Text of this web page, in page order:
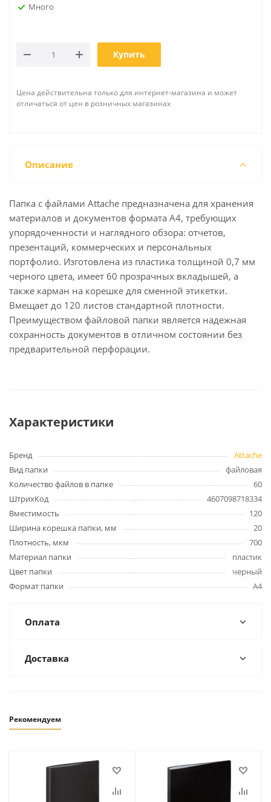
Много
Купить
Цена действительна только для интернет-магазина и может
отличаться от цен в розничных магазинах
Описание
Папка с файлами Attache предназначена для хранения
материалов и документов формата А4, требующих
упорядоченности и наглядного обзора: отчетов,
презентаций, коммерческих и персональных
портфолио. Изготовлена из пластика толщиной 0,7 мм
черного цвета, имеет 60 прозрачных вкладышей, а
также карман на корешке для сменной этикетки.
Вмещает до 120 листов стандартной плотности.
Преимуществом файловой папки является надежная
сохранность документов в отличном состоянии без
предварительной перфорации.
Характеристики
Бренд
Attache
Вид папки
файловая
Количество файлов в папке
60
ШтрихКод
4607098718334
Вместимость
120
Ширина корешка папки, мм
20
Плотность, мкм
700
Материал папки
пластик
Цвет папки
черный
Формат папки
А4
Оплата
Доставка
Рекомендуем